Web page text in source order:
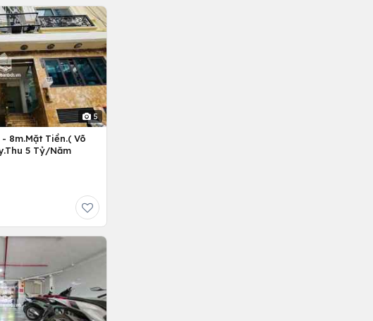
5
8m.Mặt Tiền.( Võ
5 Tỷ/Năm